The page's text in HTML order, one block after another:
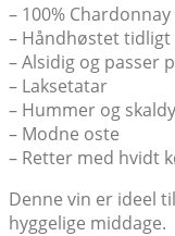
– 100%
– Håndhøstet
– Alsidig og passer
– Laksetatar
– Hummer og
– Modne oste
– Retter med hvidt
Denne vin er ideel
hyggelige middage.